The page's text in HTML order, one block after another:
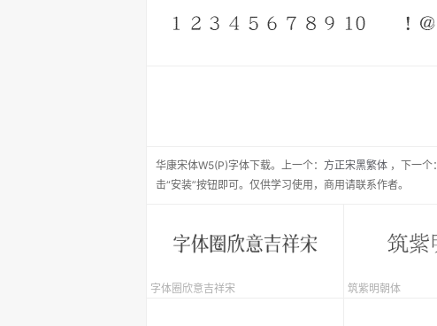
华康宋体W5(P)字体下载。 上一个： 方正宋黑繁体 ， 下一个：
击“安装”按钮即可。仅供学习使用，商用请联系作者。
字体圈欣意吉祥宋 筑紫明朝体